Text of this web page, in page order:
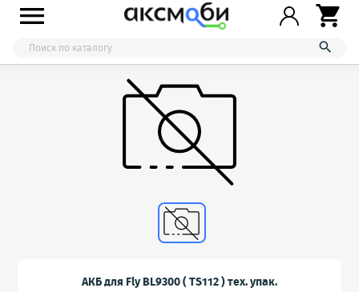



АКБ для Fly BL9300 ( TS112 ) тех. упак.